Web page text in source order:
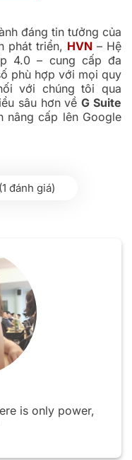
đáng tin tưởng của
phát triển, HVN – Hệ
4.0 – cung cấp đa
phù hợp với mọi quy
với chúng tôi qua
sâu hơn vềG Suite
nâng cấp lên Google
đánh giá)
is only power,